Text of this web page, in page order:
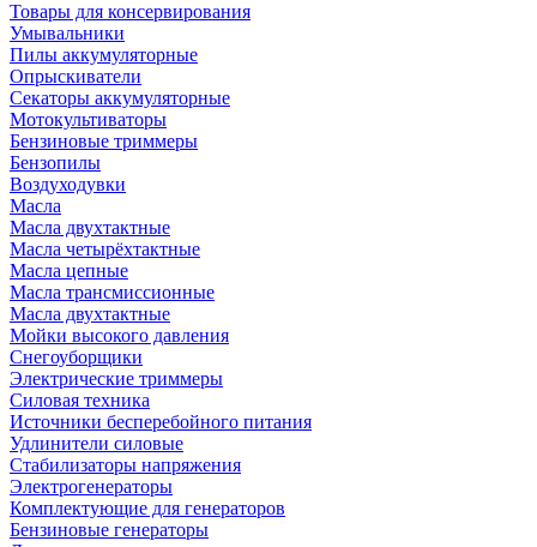
Товары для консервирования
Умывальники
Пилы аккумуляторные
Опрыскиватели
Секаторы аккумуляторные
Мотокультиваторы
Бензиновые триммеры
Бензопилы
Воздуходувки
Масла
Масла двухтактные
Масла четырёхтактные
Масла цепные
Масла трансмиссионные
Масла двухтактные
Мойки высокого давления
Снегоуборщики
Электрические триммеры
Силовая техника
Источники бесперебойного питания
Удлинители силовые
Стабилизаторы напряжения
Электрогенераторы
Комплектующие для генераторов
Бензиновые генераторы